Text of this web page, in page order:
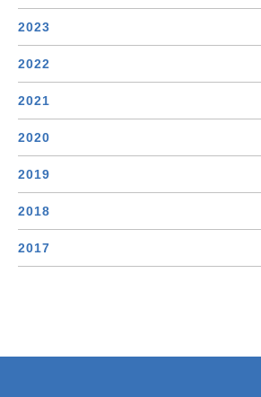
2023
2022
2021
2020
2019
2018
2017